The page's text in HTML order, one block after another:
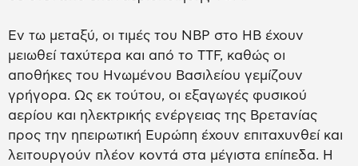
Εν τω μεταξύ, οι τιμές του NBP στο ΗΒ έχουν
μειωθεί ταχύτερα και από το TTF, καθώς οι
αποθήκες του Ηνωμένου Βασιλείου γεμίζουν
γρήγορα. Ως εκ τούτου, οι εξαγωγές φυσικού
αερίου και ηλεκτρικής ενέργειας της Βρετανίας
προς την ηπειρωτική Ευρώπη έχουν επιταχυνθεί και
λειτουργούν πλέον κοντά στα μέγιστα επίπεδα. Η